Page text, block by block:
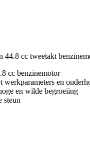
44.8 cc tweetakt
cc benzinemotor
en
en wilde begroeiing
steun